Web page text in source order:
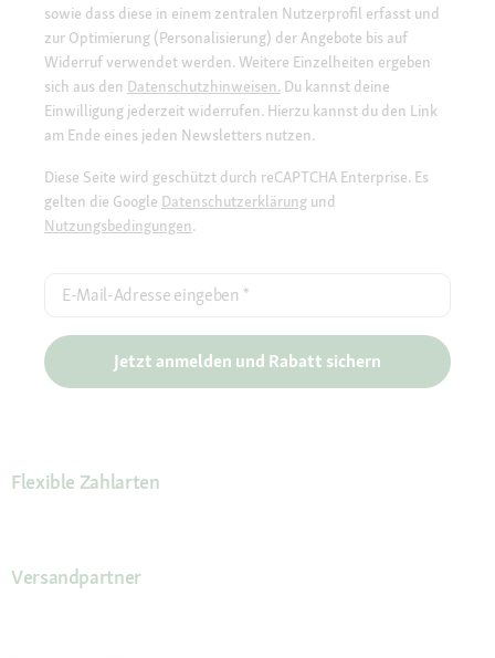
sowie dass diese in einem zentralen Nutzerprofil erfasst und
zur Optimierung (Personalisierung) der Angebote bis auf
Widerruf verwendet werden. Weitere Einzelheiten ergeben
sich aus den Datenschutzhinweisen. Du kannst deine
Einwilligung jederzeit widerrufen. Hierzu kannst du den Link
am Ende eines jeden Newsletters nutzen.
Diese Seite wird geschützt durch reCAPTCHA Enterprise. Es
gelten die Google Datenschutzerklärung und
Nutzungsbedingungen.
E-Mail-Adresse eingeben *
Jetzt anmelden und Rabatt sichern
Flexible Zahlarten
Versandpartner